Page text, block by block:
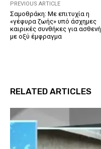
PREVIOUS ARTICLE
Σαμοθράκη: Με επιτυχία η
«γέφυρα ζωής» υπό άσχημες
καιρικές συνθήκες για ασθενή
με οξύ έμφραγμα
RELATED ARTICLES